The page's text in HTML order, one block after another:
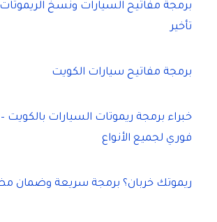
برمجة مفاتيح السيارات ونسخ
تأخير
برمجة مفاتيح سيارات الكويت
خبراء برمجة ريموتات السيارات
فوري لجميع الأنواع
ريموتك خربان؟ برمجة سريعة وضمان